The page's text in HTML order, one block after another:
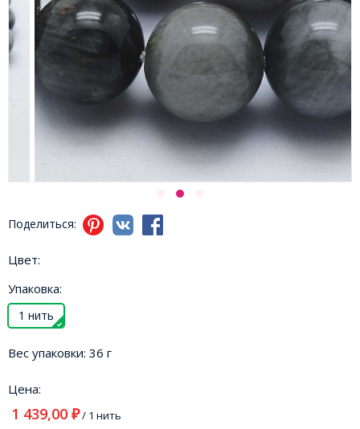
Поделиться:
Цвет:
Упаковка:
1 нить
Вес упаковки: 36 г
Цена:
1 439,00 ₽/ 1 нить